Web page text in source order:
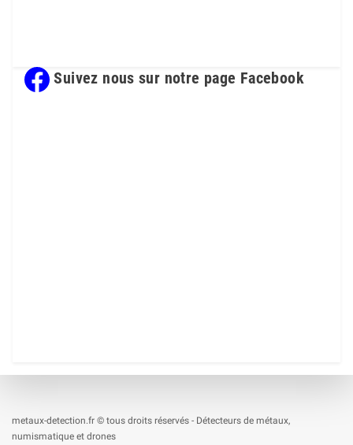
Suivez nous sur notre page Facebook
metaux-detection.fr © tous droits réservés - Détecteurs de métaux,
numismatique et drones